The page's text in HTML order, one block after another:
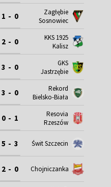
1 - 0
Zagłębie
Sosnowiec
2 - 0
KKS 1925
Kalisz
3 - 0
GKS
Jastrzębie
3 - 0
Rekord
Bielsko-Biała
0 - 1
Resovia
Rzeszów
5 - 3 Świt Szczecin
2 - 0 Chojniczanka